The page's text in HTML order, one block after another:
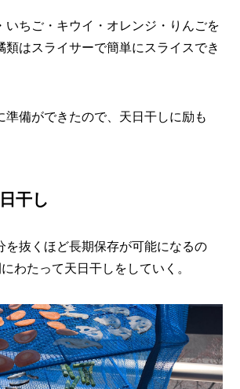
いちご・キウイ・オレンジ・りんごを
類はスライサーで簡単にスライスでき
準備ができたので、天日干しに励も
干し
を抜くほど長期保存が可能になるの
わたって天日干しをしていく。